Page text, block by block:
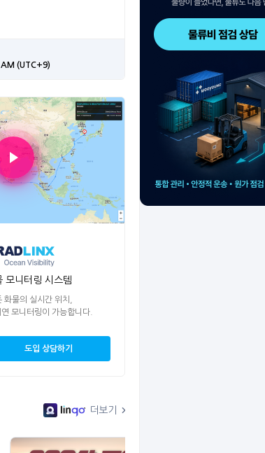
(UTC+9)
모니터링 시스템
화물의 실시간 위치,
모니터링이 가능합니다.
도입 상담하기
더보기